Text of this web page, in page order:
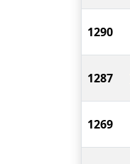
1290
1287
1269